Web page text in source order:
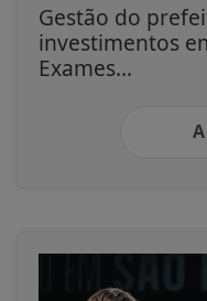
Gestão do
investimentos
Exames...